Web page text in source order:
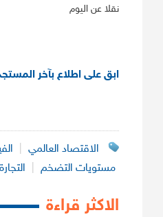
نقلا عن اليوم
ابق على اطلاع بآخر
الاقتصاد العالمي
مستويات التضخم
الاكثر قراءة